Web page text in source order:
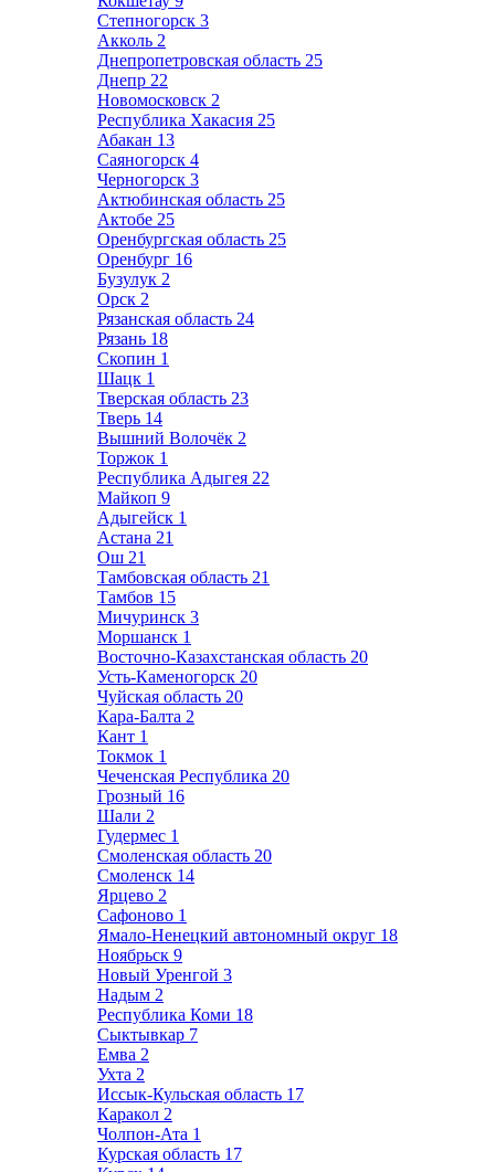
Степногорск 3
Акколь 2
Днепропетровская область 25
Днепр 22
Новомосковск 2
Республика Хакасия 25
Абакан 13
Саяногорск 4
Черногорск 3
Актюбинская область 25
Актобе 25
Оренбургская область 25
Оренбург 16
Бузулук 2
Орск 2
Рязанская область 24
Рязань 18
Скопин 1
Шацк 1
Тверская область 23
Тверь 14
Вышний Волочёк 2
Торжок 1
Республика Адыгея 22
Майкоп 9
Адыгейск 1
Астана 21
Ош 21
Тамбовская область 21
Тамбов 15
Мичуринск 3
Моршанск 1
Восточно-Казахстанская область 20
Усть-Каменогорск 20
Чуйская область 20
Кара-Балта 2
Кант 1
Токмок 1
Чеченская Республика 20
Грозный 16
Шали 2
Гудермес 1
Смоленская область 20
Смоленск 14
Ярцево 2
Сафоново 1
Ямало-Ненецкий автономный округ 18
Ноябрьск 9
Новый Уренгой 3
Надым 2
Республика Коми 18
Сыктывкар 7
Емва 2
Ухта 2
Иссык-Кульская область 17
Каракол 2
Чолпон-Ата 1
Курская область 17